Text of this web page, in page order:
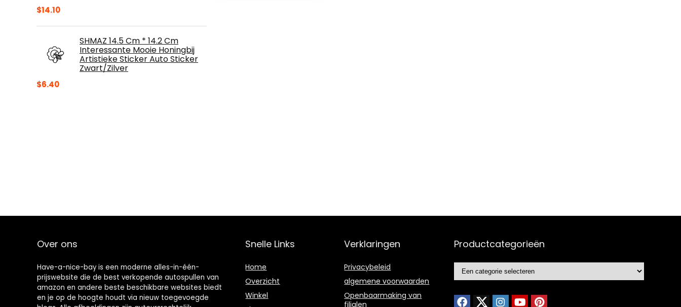
$14.10
SHMAZ 14.5 Cm * 14.2 Cm
Interessante Mooie Honingbij
Artistieke Sticker Auto Sticker
Zwart/Zilver
$6.40
Over ons
Have-a-nice-bay is een moderne alles-in-één-
prijswebsite die de best verkopende autospullen van
amazon en andere beste beschikbare websites biedt
en je op de hoogte houdt via nieuw toegevoegde
Snelle Links
Home
Overzicht
Winkel
Verklaringen
Privacybeleid
algemene voorwaarden
Openbaarmaking van
filialen
Productcategorieën